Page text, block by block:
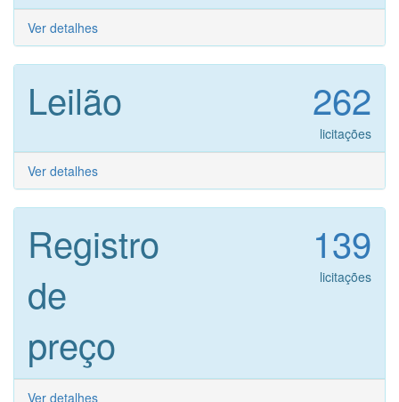
Ver detalhes
Leilão 262
licitações
Ver detalhes
Registro
de
preço
139
licitações
Ver detalhes